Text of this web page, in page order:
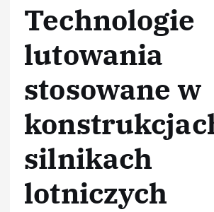
Technologie
lutowania
stosowane w
silnikach
lotniczych